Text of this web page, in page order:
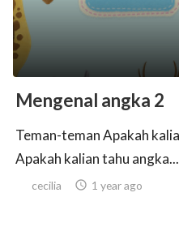
Mengenal angka 2
Teman-teman Apakah
Apakah kalian tahu angka...
cecilia  1 year ago